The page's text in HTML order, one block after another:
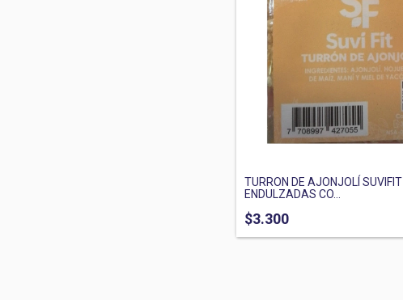
TURRON DE AJONJOLÍ SUVIFIT
ENDULZADAS CO...
$3.300